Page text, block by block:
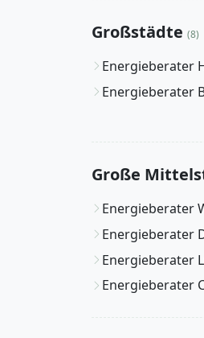
Großstädte (8)
Energieberater
Energieberater
Große
Energieberater
Energieberater
Energieberater
Energieberater